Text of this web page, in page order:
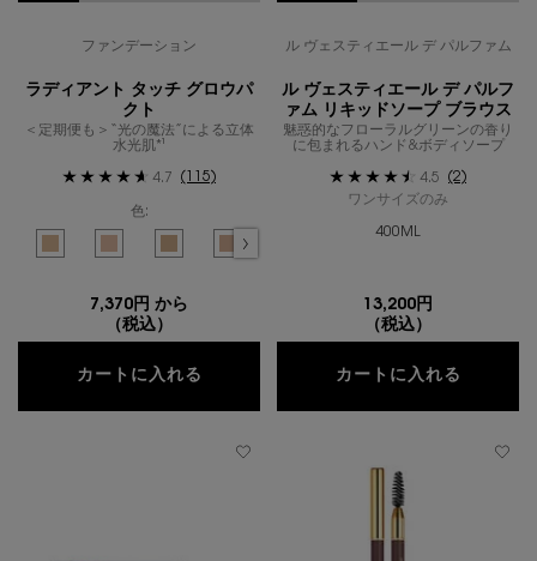
ファンデーション
ラディアント タッチ グロウパ
クト
＜定期便も＞“光の魔法”による立体
水光肌*¹
4.7 (115)
色:
色を選択してください
{1} の場合
B10 - 最も明るい肌色 のカラー ラディアント タッチ グロウパクト、1/11
BR10 - ピンクよりの明るい肌色 のカラー ラディアント タッチ
B20 - やや明るめの肌色 のカラー ラディアント タッチ
選択済み
BR20 - ピンクよりのやや明るい肌色 のカラー
7,370円 から
（税込）
カートに入れる ラディアント タッチ グロウパクト
ル ヴェスティエール デ パルファム
ル ヴェスティエール デ パルフ
ァム リキッドソープ ブラウス
魅惑的なフローラルグリーンの香り
に包まれるハンド&ボディソープ
4.5
(2)
ワンサイズのみ
400ML
13,200円
（税込）
カートに入れる